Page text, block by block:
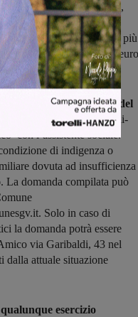
da 2 persone 120 euro,
euro, nuclei familiari
familiari composti da 5 o più
da 0 a 3 anni + 40
di una domanda e
scaricabile dal sito web del
www.comune.san-giovanni-
con l’assistente sociale.
di indigenza o
dovuta ad insufficienza
La domanda compilata può
Solo in caso di
la domanda potrà essere
via Garibaldi, 43 nel
dalla attuale situazione
esercizio